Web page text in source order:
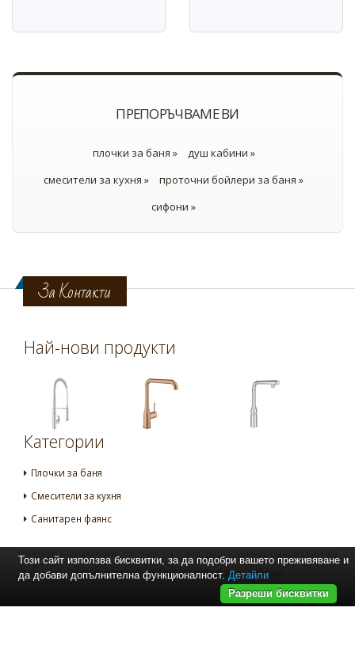
ПРЕПОРЪЧВАМЕ ВИ
плочки за баня »
душ кабини »
смесители за кухня »
проточни бойлери за баня »
сифони »
За Контакти
Най-нови продукти
Категории
Плочки за баня
Смесители за кухня
Санитарен фаянс
Препоръчваме Ви: душ кабини
кухня,проточни бойлери за баня,сифони
Този сайт използва бисквитки, за да подобри вашето преживяване и
да добави допълнителна функционалност. Детайли
Разреши бисквитки